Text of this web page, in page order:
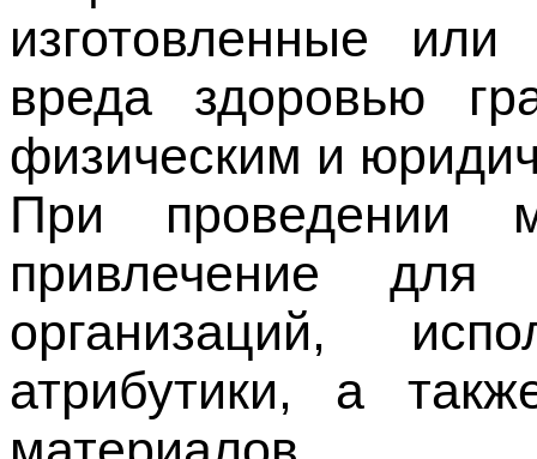
физическим и
При проведении
привлечение для
организаций,
атрибутики, а
материалов.
В случае